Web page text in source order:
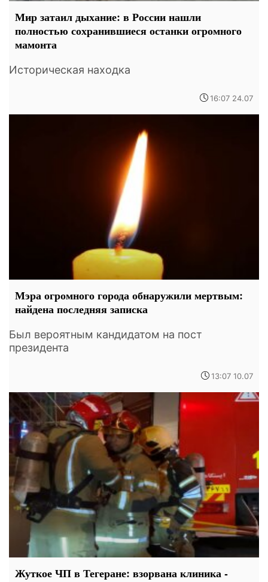
Мир затаил дыхание: в России нашли
полностью сохранившиеся останки огромного
мамонта
Историческая находка
16:07 24.07
Мэра огромного города обнаружили мертвым:
найдена последняя записка
Был вероятным кандидатом на пост
президента
13:07 10.07
Жуткое ЧП в Тегеране: взорвана клиника -